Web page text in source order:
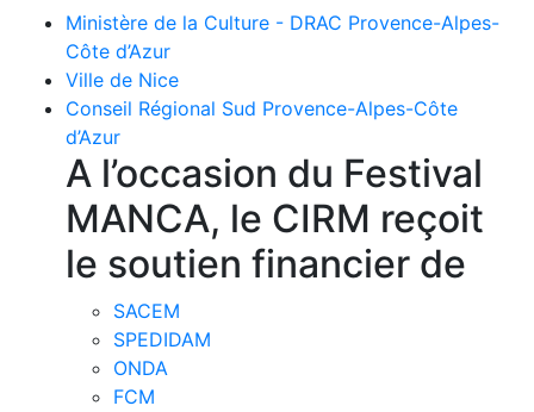
Ministère de la Culture - DRAC Provence-Alpes-
Côte d’Azur
Ville de Nice
Conseil Régional Sud Provence-Alpes-Côte
d’Azur
A l’occasion du Festival
MANCA, le CIRM reçoit
le soutien financier de
SACEM
SPEDIDAM
ONDA
FCM